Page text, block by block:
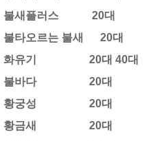
불새플러스 20대
불타오르는 불새 20대
화유기 20대 40대
불바다 20대
황궁성 20대
황금새 20대